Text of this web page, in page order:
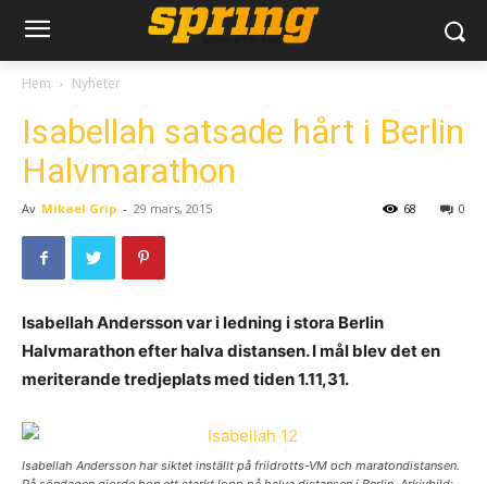
Hem Nyheter
Isabellah satsade hårt i Berlin
Halvmarathon
Av Mikael Grip - 29 mars, 2015 0
68
Isabellah Andersson var i ledning i stora Berlin
Halvmarathon efter halva distansen. I mål blev det en
meriterande tredjeplats med tiden 1.11,31.
Isabellah Andersson har siktet inställt på friidrotts-VM och maratondistansen.